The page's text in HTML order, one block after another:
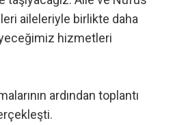
aileleriyle birlikte daha
hizmetleri
ardından toplantı